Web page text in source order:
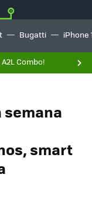
Bugatti iPhone
Combo!
smart